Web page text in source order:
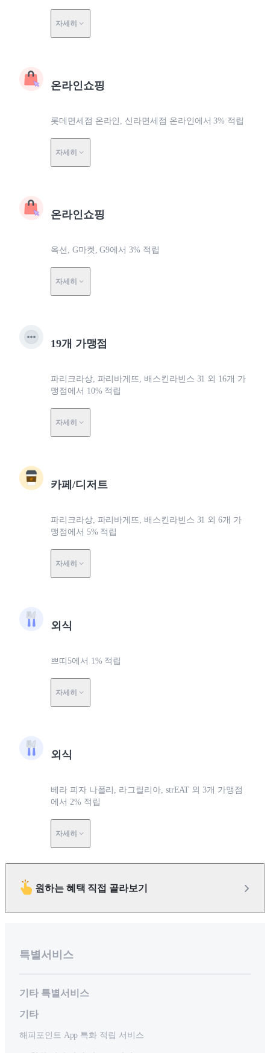
자세히
온라인쇼핑
롯데면세점 온라인, 신라면세점 온라인에서 3% 적립
자세히
온라인쇼핑
옥션, G마켓, G9에서 3% 적립
자세히
19개 가맹점
파리크라상, 파리바게뜨, 배스킨라빈스 31 외 16개 가
맹점에서 10% 적립
자세히
카페/디저트
파리크라상, 파리바게뜨, 배스킨라빈스 31 외 6개 가
맹점에서 5% 적립
자세히
외식
쁘띠5에서 1% 적립
자세히
외식
베라 피자 나폴리, 라그릴리아, strEAT 외 3개 가맹점
에서 2% 적립
자세히
원하는 혜택 직접 골라보기
특별서비스
기타 특별서비스
기타
해피포인트 App 특화 적립 서비스